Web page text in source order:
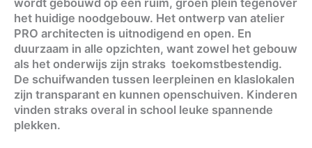
wordt gebouwd op een ruim, groen plein tegenover
het huidige noodgebouw. Het ontwerp van atelier
PRO architecten is uitnodigend en open. En
duurzaam in alle opzichten, want zowel het gebouw
als het onderwijs zijn straks toekomstbestendig.
De schuifwanden tussen leerpleinen en klaslokalen
zijn transparant en kunnen openschuiven. Kinderen
vinden straks overal in school leuke spannende
plekken.